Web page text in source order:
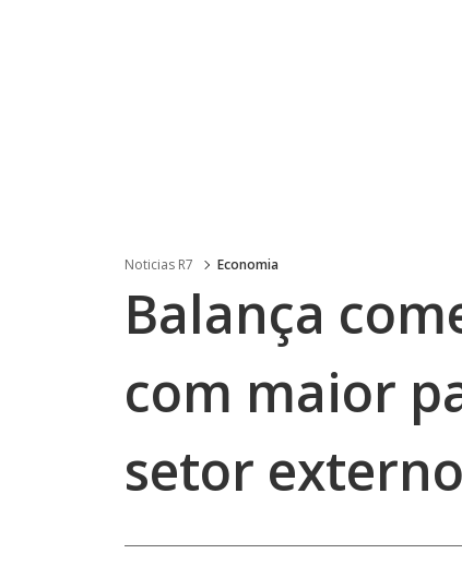
Noticias R7 Economia
Balança
com maior
setor